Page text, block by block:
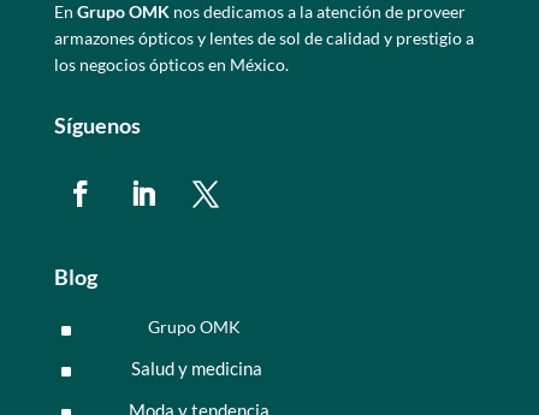
En Grupo OMKnos dedicamos a la atención de proveer
armazones ópticos y lentes de sol de calidad y prestigio a
los negocios ópticos en México.
Síguenos
Blog
^ Grupo OMK
^ Salud y medicina
Moda y tendencia